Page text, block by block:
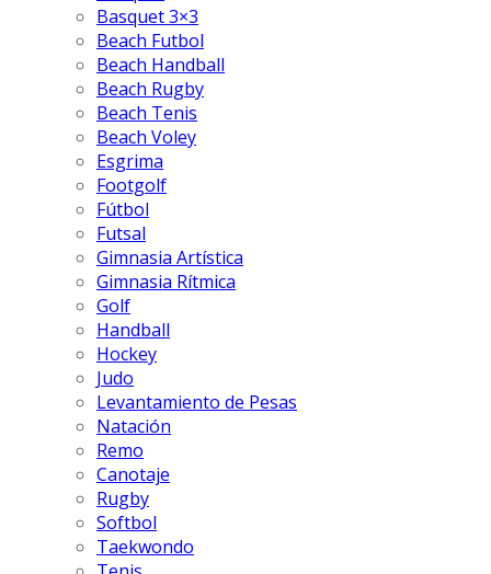
Basquet 3×3
Beach Futbol
Beach Handball
Beach Rugby
Beach Tenis
Beach Voley
Esgrima
Footgolf
Fútbol
Futsal
Gimnasia Artística
Gimnasia Rítmica
Golf
Handball
Hockey
Judo
Levantamiento de Pesas
Natación
Remo
Canotaje
Rugby
Softbol
Taekwondo